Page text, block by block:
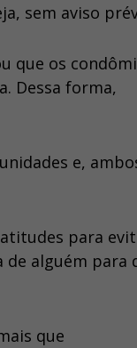
sem aviso
que os
Dessa forma,
e,
para
alguém para
que